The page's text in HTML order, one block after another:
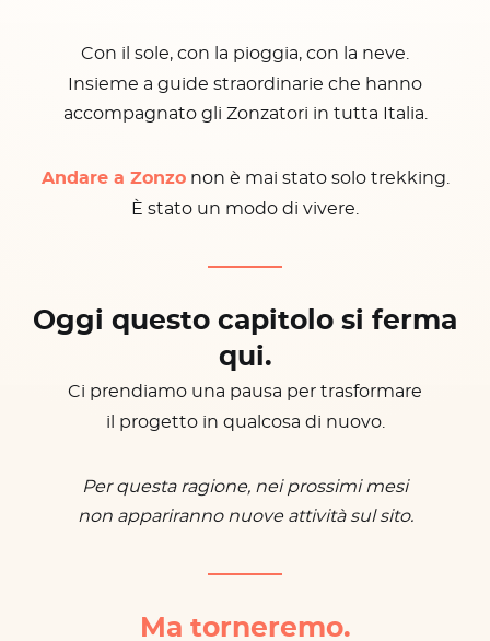
Con il sole, con la pioggia, con la neve.
Insieme a guide straordinarie che hanno
accompagnato gli Zonzatori in tutta Italia.
Andare a Zonzonon è mai stato solo trekking.
È stato un modo di vivere.
Oggi questo capitolo si ferma
qui.
Ci prendiamo una pausa per trasformare
il progetto in qualcosa di nuovo.
Per questa ragione, nei prossimi mesi
non appariranno nuove attività sul sito.
Ma torneremo.